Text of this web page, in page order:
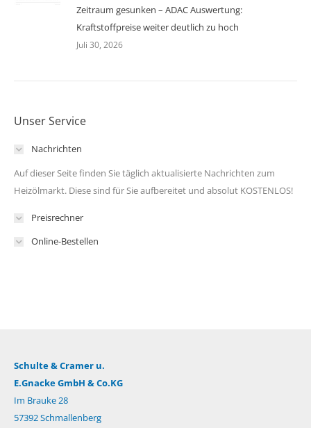
Zeitraum gesunken – ADAC Auswertung:
Kraftstoffpreise weiter deutlich zu hoch
Juli 30, 2026
Unser Service
Nachrichten
Auf dieser Seite finden Sie täglich aktualisierte Nachrichten zum
Heizölmarkt. Diese sind für Sie aufbereitet und absolut KOSTENLOS!
Preisrechner
Online-Bestellen
Schulte & Cramer u.
E.Gnacke GmbH & Co.KG
Im Brauke 28
57392 Schmallenberg